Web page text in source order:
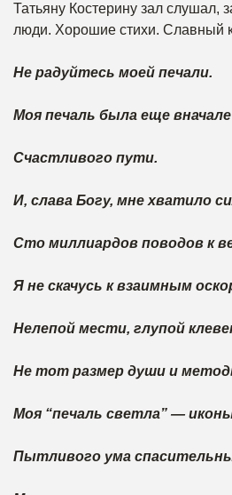
Татьяну Костерину зал слушал,
люди. Хорошие стихи. Славный
Не радуйтесь моей печали.
Моя печаль была еще вначале
Счастливого пути.
И, слава Богу, мне хватило
Сто миллиардов поводов к
Я не скачусь к взаимным
Нелепой мести, глупой
Не тот размер души и
Моя “печаль светла” —
Пытливого ума